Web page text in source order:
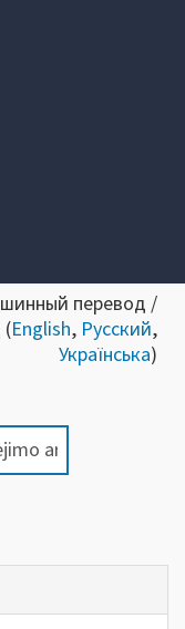
перевод /
(English, Русский,
Українська)